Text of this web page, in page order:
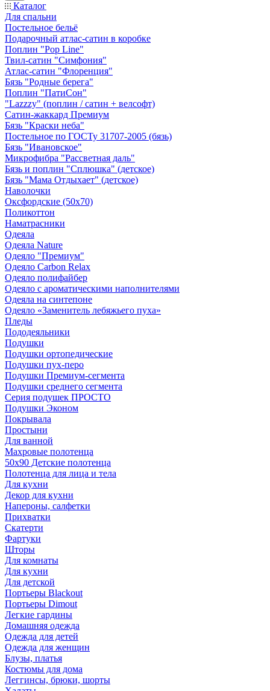
Каталог
Для спальни
Постельное бельё
Подарочный атлас-сатин в коробке
Поплин "Pop Line"
Твил-сатин "Симфония"
Атлас-сатин "Флоренция"
Бязь "Родные берега"
Поплин "ПатиСон"
"Lazzzy" (поплин / сатин + велсофт)
Сатин-жаккард Премиум
Бязь "Краски неба"
Постельное по ГОСТу 31707-2005 (бязь)
Бязь "Ивановское"
Микрофибра "Рассветная даль"
Бязь и поплин "Сплюшка" (детское)
Бязь "Мама Отдыхает" (детское)
Наволочки
Оксфордские (50х70)
Поликоттон
Наматрасники
Одеяла
Одеяла Nature
Одеяло "Премиум"
Одеяло Carbon Relax
Одеяло полифайбер
Одеяло с ароматическими наполнителями
Одеяла на синтепоне
Одеяло «Заменитель лебяжьего пуха»
Пледы
Пододеяльники
Подушки
Подушки ортопедические
Подушки пух-перо
Подушки Премиум-сегмента
Подушки среднего сегмента
Серия подушек ПРОСТО
Подушки Эконом
Покрывала
Простыни
Для ванной
Махровые полотенца
50х90 Детские полотенца
Полотенца для лица и тела
Для кухни
Декор для кухни
Напероны, салфетки
Прихватки
Скатерти
Фартуки
Шторы
Для комнаты
Для кухни
Для детской
Портьеры Blackout
Портьеры Dimout
Легкие гардины
Домашняя одежда
Одежда для детей
Одежда для женщин
Блузы, платья
Костюмы для дома
Леггинсы, брюки, шорты